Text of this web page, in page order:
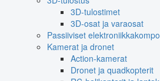
3D-tulostimet
3D-osat ja varaosat
Passiiviset
Kamerat ja dronet
Action-kamerat
Dronet ja quadkopterit